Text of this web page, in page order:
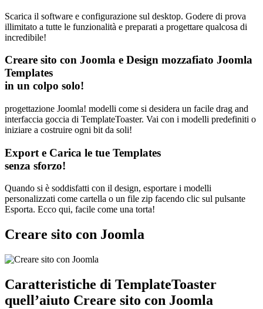
Scarica il software e configurazione sul desktop. Godere di prova
illimitato a tutte le funzionalità e preparati a progettare qualcosa di
incredibile!
Creare sito con Joomla e Design mozzafiato Joomla
Templates
in un colpo solo!
progettazione Joomla! modelli come si desidera un facile drag and
interfaccia goccia di TemplateToaster. Vai con i modelli predefiniti o
iniziare a costruire ogni bit da soli!
Export e Carica le tue Templates
senza sforzo!
Quando si è soddisfatti con il design, esportare i modelli
personalizzati come cartella o un file zip facendo clic sul pulsante
Esporta. Ecco qui, facile come una torta!
Creare sito con Joomla
Caratteristiche di TemplateToaster
quell’aiuto Creare sito con Joomla